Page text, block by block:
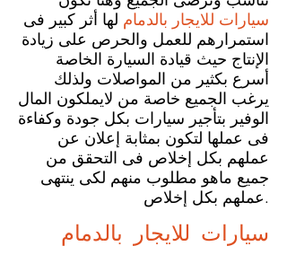
سيارات للايجار بالدمام لها أثر كبير فى
استمرارهم للعمل والحرص على زيادة
الإنتاج حيث قيادة السيارة الخاصة
أسرع بكثير من المواصلات ولذلك
يرغب الجميع خاصة من لايملكون المال
الوفير بتأجير سيارات بكل جودة وكفاءة
فى عملها لتكون بمثابة إعلان عن
عملهم بكل إخلاص فى التحقق من
جميع ماهو مطلوب منهم لكى ينتهى
عملهم بكل إخلاص.
سيارات للايجار بالدمام